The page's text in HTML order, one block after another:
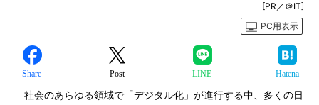
[PR／＠IT]
PC用表示
Share Post LINE Hatena
社会のあらゆる領域で「デジタル化」が進行する中、多くの日